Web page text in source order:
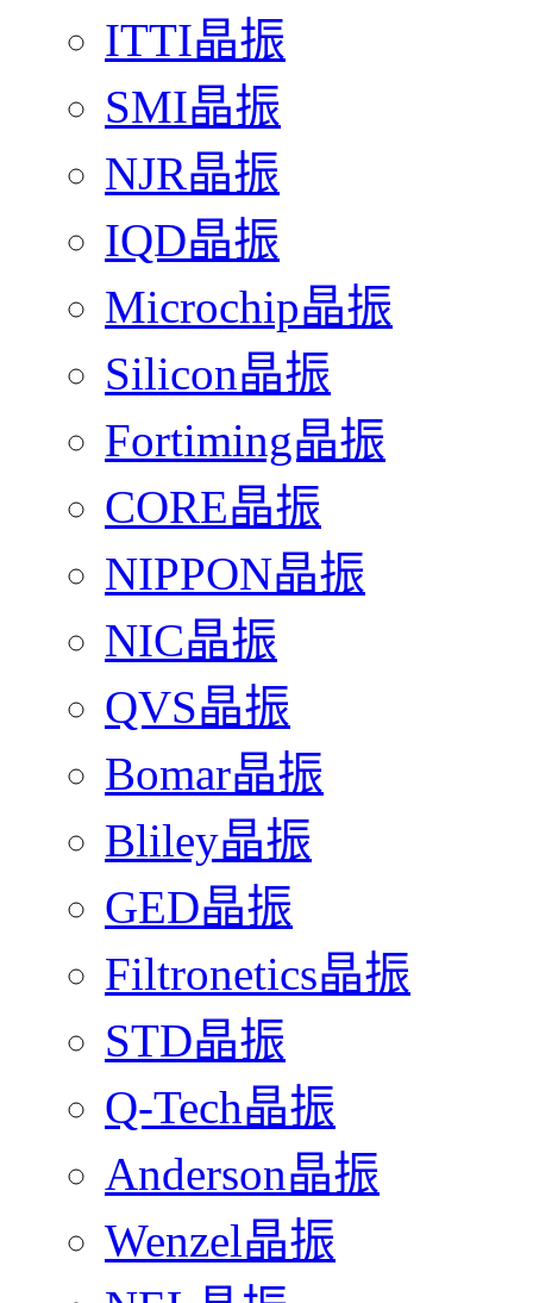
ITTI晶振
SMI晶振
NJR晶振
IQD晶振
Microchip晶振
Silicon晶振
Fortiming晶振
CORE晶振
NIPPON晶振
NIC晶振
QVS晶振
Bomar晶振
Bliley晶振
GED晶振
Filtronetics晶振
STD晶振
Q-Tech晶振
Anderson晶振
Wenzel晶振